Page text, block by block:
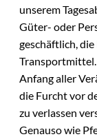
unserem
Güter- oder
geschäftlich,
Transportmittel.
Anfang aller
die Furcht vor
zu verlassen
Genauso wie